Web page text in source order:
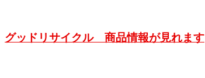
グッドリサイクル 商品情報が見れます